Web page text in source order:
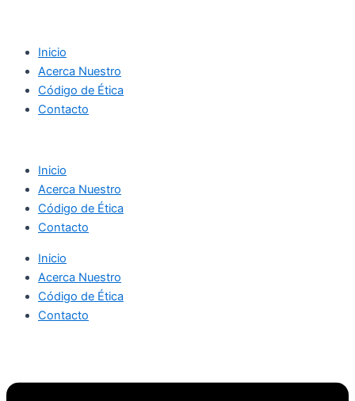
Inicio
Acerca Nuestro
Código de Ética
Contacto
Inicio
Acerca Nuestro
Código de Ética
Contacto
Inicio
Acerca Nuestro
Código de Ética
Contacto